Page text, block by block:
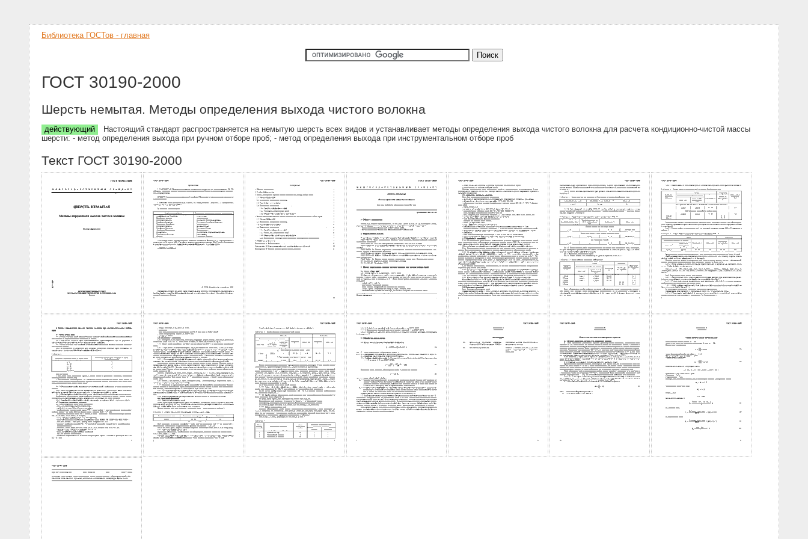
Библиотека ГОСТов - главная
ГОСТ 30190-2000
Шерсть немытая. Методы определения выхода чистого волокна
действующий
Настоящий стандарт распространяется на немытую шерсть всех видов и устанавливает методы определения выхода чистого волокна для расчета кондиционно-чистой массы
шерсти: - метод определения выхода при ручном отборе проб; - метод определения выхода при инструментальном отборе проб
Текст ГОСТ 30190-2000